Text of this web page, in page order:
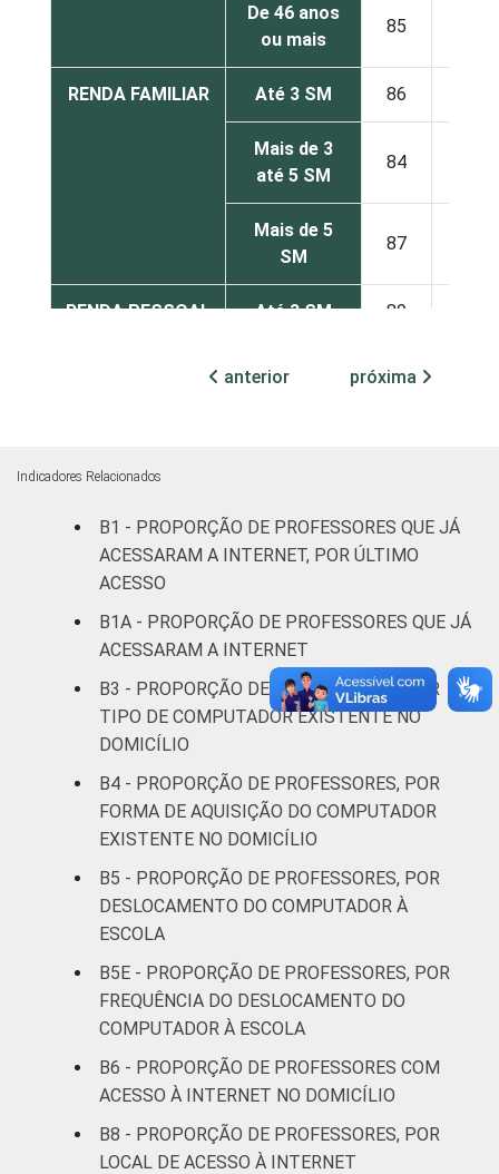
De 46 anos
ou mais
85
RENDA FAMILIAR Até 3 SM 86
Mais de 3
até 5 SM
84
Mais de 5
SM
87
RENDA PESSOAL Até 3 SM 89
Mais de 3
83
REGIÃO Norte 77
Oeste
Nordeste 92 6
Sudeste 87 9
Sul 82
DEPENDÊNCIA
Pública
Pública
Total -
Públicas
86
Particular 87
SÉRIE
4ª série / 5º
ano do
anterior próxima
Indicadores Relacionados
B1 - PROPORÇÃO DE PROFESSORES QUE JÁ
ACESSARAM A INTERNET, POR ÚLTIMO
ACESSO
B1A - PROPORÇÃO DE PROFESSORES QUE JÁ
ACESSARAM A INTERNET
B3 - PROPORÇÃO DE PROFESSORES, POR
TIPO DE COMPUTADOR EXISTENTE NO
DOMICÍLIO
B4 - PROPORÇÃO DE PROFESSORES, POR
FORMA DE AQUISIÇÃO DO COMPUTADOR
EXISTENTE NO DOMICÍLIO
B5 - PROPORÇÃO DE PROFESSORES, POR
DESLOCAMENTO DO COMPUTADOR À
ESCOLA
B5E - PROPORÇÃO DE PROFESSORES, POR
FREQUÊNCIA DO DESLOCAMENTO DO
COMPUTADOR À ESCOLA
B6 - PROPORÇÃO DE PROFESSORES COM
ACESSO À INTERNET NO DOMICÍLIO
B8 - PROPORÇÃO DE PROFESSORES, POR
LOCAL DE ACESSO À INTERNET